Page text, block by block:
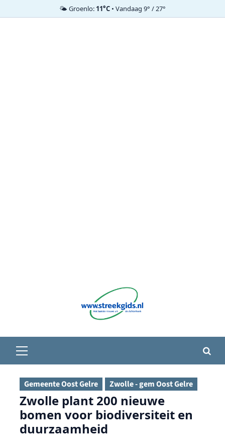
🌤️ Groenlo: 11°C • Vandaag 9° / 27°
menu
Gemeente Oost Gelre Zwolle - gem Oost Gelre
Zwolle plant 200 nieuwe
bomen voor biodiversiteit en
duurzaamheid